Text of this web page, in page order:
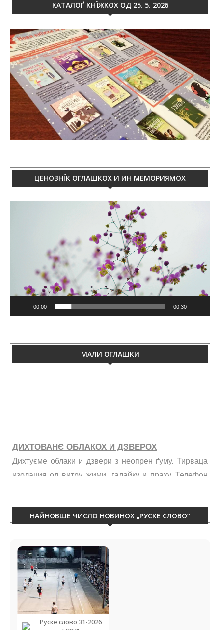
КАТАЛОҐ КНЇЖКОХ ОД 25. 5. 2026
ЦЕНОВНЇК ОГЛАШКОХ И ИН МЕМОРИЯМОХ
00:00 00:30
МАЛИ ОГЛАШКИ
ДИХТОВАНЄ ОБЛАКОХ И ДЗВЕРОХ
Дихтуєме облаки и дзвери з неопрен ґуму. Тирваца
изолация од витру, жими, галайку и праху. Телефон
НАЙНОВШЕ ЧИСЛО НОВИНОХ „РУСКЕ СЛОВО”
Руске слово 31-2026